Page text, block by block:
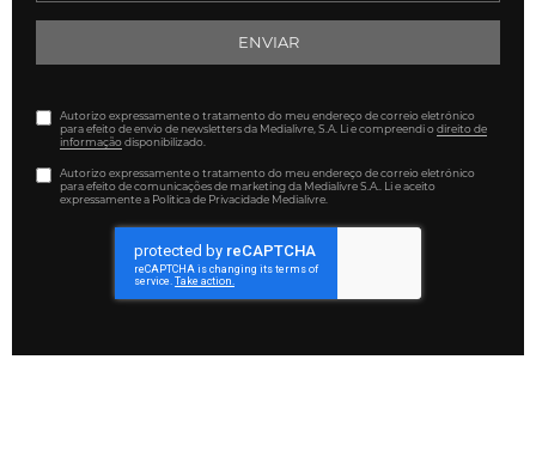
ENVIAR
Autorizo expressamente o tratamento do meu endereço de correio eletrónico
para efeito de envio de newsletters da Medialivre, S.A. Li e compreendi odireito de
informaçãodisponibilizado.
Autorizo expressamente o tratamento do meu endereço de correio eletrónico
para efeito de comunicações de marketing da Medialivre S.A.. Li e aceito
expressamente a Política de Privacidade Medialivre.